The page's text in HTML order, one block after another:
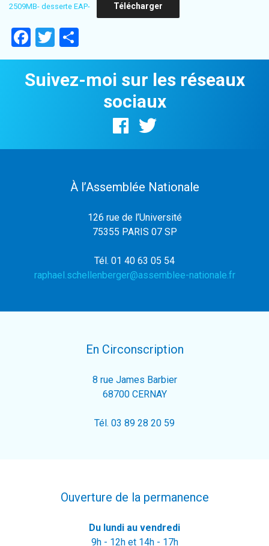
2509MB- desserte EAP- Télécharger
Facebook
Twitter
Suivez-moi sur les réseaux
sociaux
À l’Assemblée Nationale
126 rue de l’Université
75355 PARIS 07 SP
Tél. 01 40 63 05 54
raphael.schellenberger@assemblee-nationale.fr
En Circonscription
8 rue James Barbier
68700 CERNAY
Tél. 03 89 28 20 59
Ouverture de la permanence
Du lundi au vendredi
9h - 12h et 14h - 17h